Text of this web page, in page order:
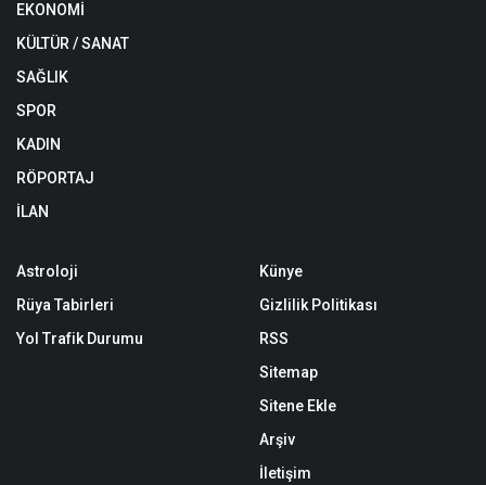
EKONOMİ
KÜLTÜR / SANAT
SAĞLIK
SPOR
KADIN
RÖPORTAJ
İLAN
Astroloji
Rüya Tabirleri
Yol Trafik Durumu
Künye
Gizlilik Politikası
RSS
Sitemap
Sitene Ekle
Arşiv
İletişim